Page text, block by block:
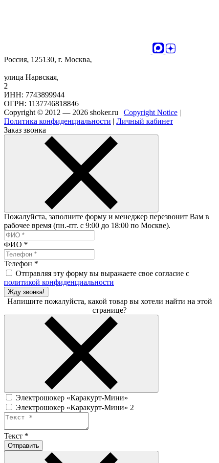
Россия, 125130, г. Москва,
улица Нарвская,
2
ИНН: 7743899944
ОГРН: 1137746818846
Copyright © 2012 — 2026 shoker.ru | Copyright Notice |
Политика конфиденциальности | Личный кабинет
Заказ звонка
Пожалуйста, заполните форму и менеджер перезвонит Вам в
рабочее время (пн.-пт. с 9:00 до 18:00 по Москве).
ФИО *
Телефон *
Отправляя эту форму вы выражаете свое согласие с
политикой конфиденциальности
Жду звонка!
Напишите пожалуйста, какой товар вы хотели найти на этой
странице?
Электрошокер «Каракурт-Мини»
Электрошокер «Каракурт-Мини» 2
Текст *
Отправить